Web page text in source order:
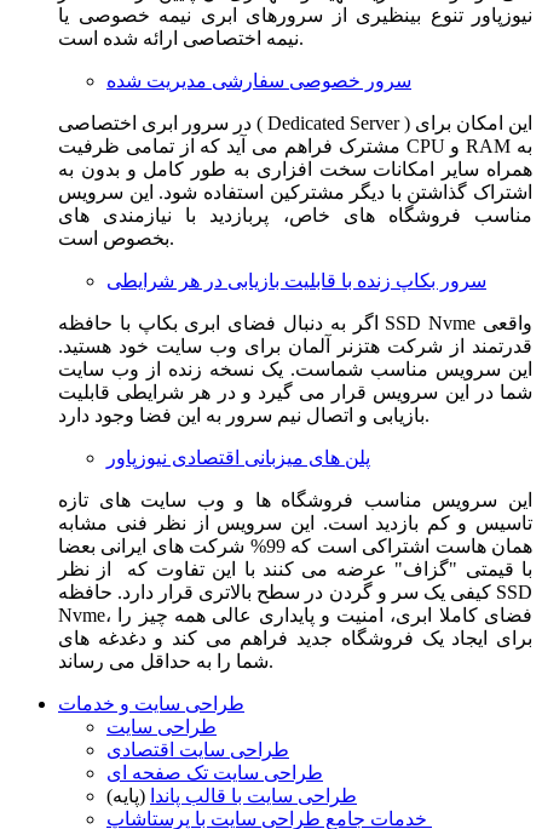
نیوزپاور تنوع بینظیری از سرورهای ابری نیمه خصوصی یا
نیمه اختصاصی ارائه شده است.
سرور خصوصی سفارشی مدیریت شده
در سرور ابری اختصاصی ( Dedicated Server ) این امکان برای
مشترک فراهم می آید که از تمامی ظرفیت CPU و RAM به
همراه سایر امکانات سخت افزاری به طور کامل و بدون به
اشتراک گذاشتن با دیگر مشترکین استفاده شود. این سرویس
مناسب فروشگاه های خاص، پربازدید با نیازمندی های
بخصوص است.
سرور بکاپ زنده با قابلیت بازیابی در هر شرایطی
اگر به دنبال فضای ابری بکاپ با حافظه SSD Nvme واقعی
قدرتمند از شرکت هتزنر آلمان برای وب سایت خود هستید.
این سرویس مناسب شماست. یک نسخه زنده از وب سایت
شما در این سرویس قرار می گیرد و در هر شرایطی قابلیت
بازیابی و اتصال نیم سرور به این فضا وجود دارد.
پلن های میزبانی اقتصادی نیوزپاور
این سرویس مناسب فروشگاه ها و وب سایت های تازه
تاسیس و کم بازدید است. این سرویس از نظر فنی مشابه
همان هاست اشتراکی است که 99% شرکت های ایرانی بعضا
با قیمتی "گزاف" عرضه می کنند با این تفاوت که از نظر
کیفی یک سر و گردن در سطح بالاتری قرار دارد. حافظه SSD
Nvme، فضای کاملا ابری، امنیت و پایداری عالی همه چیز را
برای ایجاد یک فروشگاه جدید فراهم می کند و دغدغه های
شما را به حداقل می رساند.
طراحی سایت و خدمات
طراحی سایت
طراحی سایت اقتصادی
طراحی سایت تک صفحه ای
طراحی سایت با قالب پاندا (پایه)